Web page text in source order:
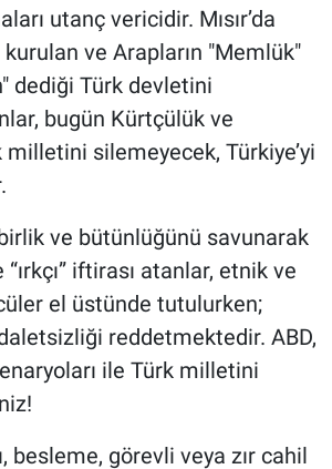
utanç vericidir. Mısır’da
kurulan ve Arapların "Memlük"
dediği Türk devletini
bugün Kürtçülük ve
milletini silemeyecek, Türkiye’yi
ve bütünlüğünü savunarak
“ırkçı” iftirası atanlar, etnik ve
el üstünde tutulurken;
reddetmektedir. ABD,
ile Türk milletini
besleme, görevli veya zır cahil